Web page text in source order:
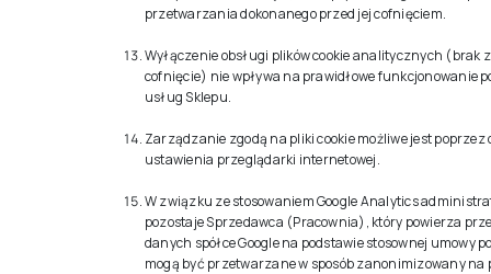
przetwarzania dokonanego przed jej cofnięciem.
Wyłączenie obsługi plików cookie analitycznych (brak
cofnięcie) nie wpływa na prawidłowe funkcjonowanie
usług Sklepu.
Zarządzanie zgodą na pliki cookie możliwe jest poprzez
ustawienia przeglądarki internetowej.
W związku ze stosowaniem Google Analytics
pozostaje Sprzedawca (Pracownia), który powierza
danych spółce Google na podstawie stosownej umowy
mogą być przetwarzane w sposób zanonimizowany na